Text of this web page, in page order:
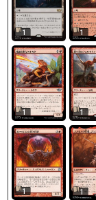
1 1
1 1
1 1